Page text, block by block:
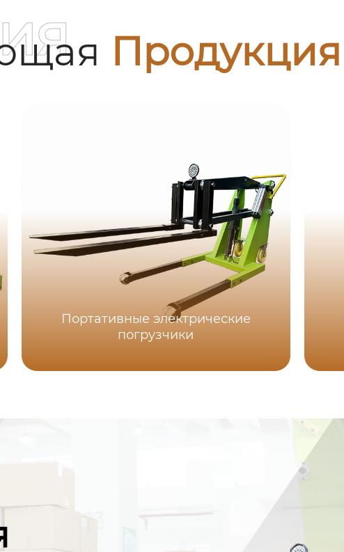
Продукция
Портативные электрические
погрузчики